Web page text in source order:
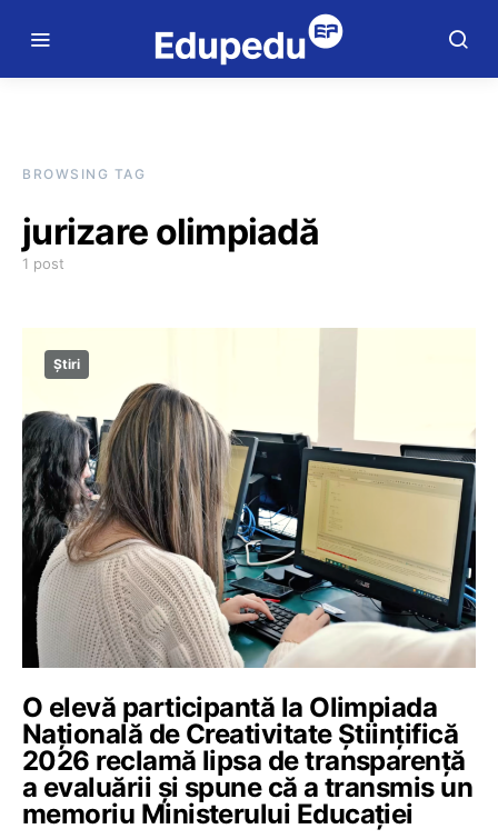
BROWSING TAG
jurizare olimpiadă
1 post
Știri
O elevă participantă la Olimpiada
Națională de Creativitate Științifică
2026 reclamă lipsa de transparență
a evaluării și spune că a transmis un
memoriu Ministerului Educației